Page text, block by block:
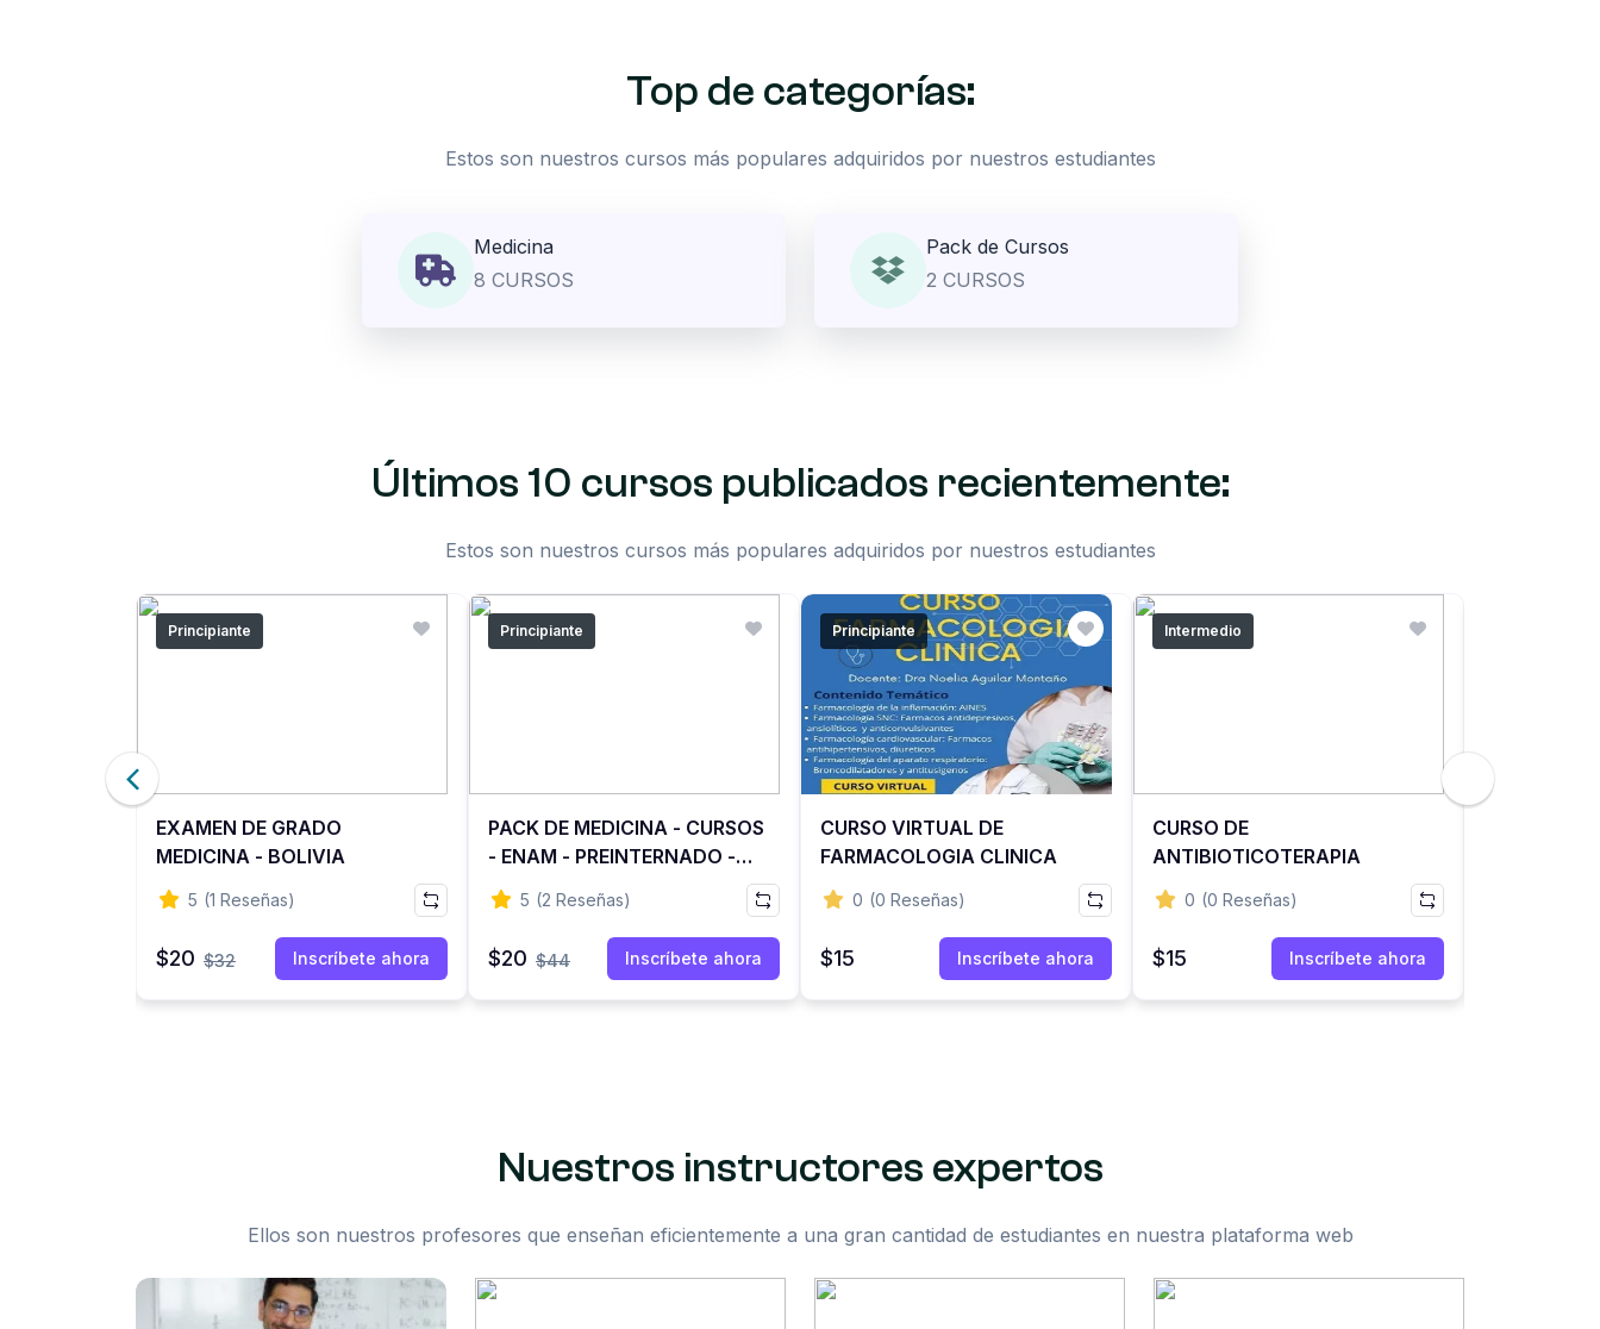
Top de categorías:
Estos son nuestros cursos más populares adquiridos por nuestros estudiantes
Medicina
8 CURSOS
Pack de Cursos
2 CURSOS
Últimos 10 cursos publicados recientemente:
Estos son nuestros cursos más populares adquiridos por nuestros estudiantes
Principiante
EXAMEN DE GRADO
MEDICINA - BOLIVIA
5 (1 Reseñas)
$20 $32 Inscríbete ahora
Principiante
PACK DE MEDICINA - CURSOS
- ENAM - PREINTERNADO -
RESIDENTADO - CTO - 2020
AL 2021
5 (2 Reseñas)
$20 $44 Inscríbete ahora
Principiante
CURSO VIRTUAL DE
FARMACOLOGIA CLINICA
0 (0 Reseñas)
$15 Inscríbete ahora
Intermedio
CURSO DE
ANTIBIOTICOTERAPIA
0 (0 Reseñas)
$15 Inscríbete ahora
Nuestros instructores expertos
Ellos son nuestros profesores que enseñan eficientemente a una gran cantidad de estudiantes en nuestra plataforma web